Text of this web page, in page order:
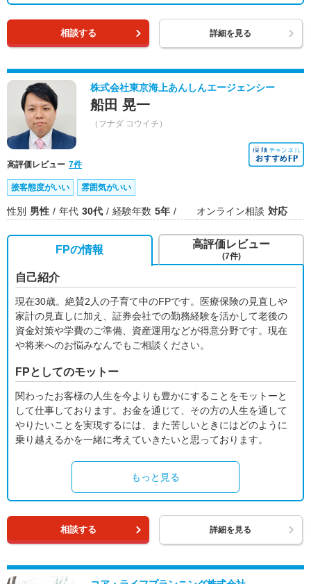
相談する 詳細を見る
株式会社東京海上あんしんエージェンシー
船田 晃一
（フナダ コウイチ）
高評価レビュー 7件
接客態度がいい 雰囲気がいい
性別 男性 年代 30代 経験年数 5年 オンライン相談 対応
FPの情報
自己紹介
現在30歳。絶賛2人の子育て中のFPです。医療保険の見直しや
家計の見直しに加え、証券会社での勤務経験を活かして老後の
資金対策や学費のご準備、資産運用などが得意分野です。現在
や将来へのお悩みなんでもご相談ください。
FPとしてのモットー
関わったお客様の人生を今よりも豊かにすることをモットーと
して仕事しております。お金を通じて、その方の人生を通して
やりたいことを実現するには、また苦しいときにはどのように
乗り越えるかを一緒に考えていきたいと思っております。
もっと見る
高評価レビュー
(7件)
相談する 詳細を見る